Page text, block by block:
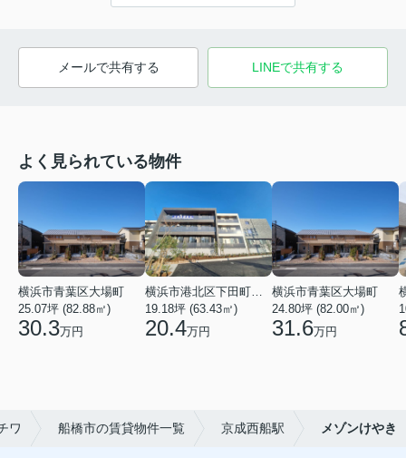
メールで共有する LINEで共有する
よく見られている物件
横浜市青葉区大場町
25.07坪 (82.88㎡)
30.3万円
19.18坪 (63.43㎡)
20.4万円
横浜市青葉区大場町
24.80坪 (82.00㎡)
31.6万円
ワ 船橋市の賃貸物件一覧 京成西船駅 メゾンけやき